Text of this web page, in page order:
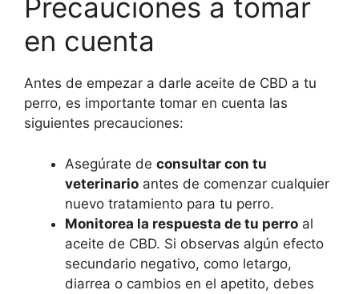
Precauciones a tomar
en cuenta
Antes de empezar a darle aceite de CBD a tu
perro, es importante tomar en cuenta las
siguientes precauciones:
Asegúrate de consultar con tu
veterinario antes de comenzar cualquier
nuevo tratamiento para tu perro.
Monitorea la respuesta de tu perro al
aceite de CBD. Si observas algún efecto
secundario negativo, como letargo,
diarrea o cambios en el apetito, debes